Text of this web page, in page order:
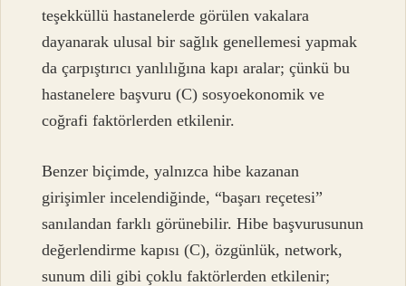
teşekküllü hastanelerde görülen vakalara
dayanarak ulusal bir sağlık genellemesi yapmak
da çarpıştırıcı yanlılığına kapı aralar; çünkü bu
hastanelere başvuru (C) sosyoekonomik ve
coğrafi faktörlerden etkilenir.
Benzer biçimde, yalnızca hibe kazanan
girişimler incelendiğinde, “başarı reçetesi”
sanılandan farklı görünebilir. Hibe başvurusunun
değerlendirme kapısı (C), özgünlük, network,
sunum dili gibi çoklu faktörlerden etkilenir;